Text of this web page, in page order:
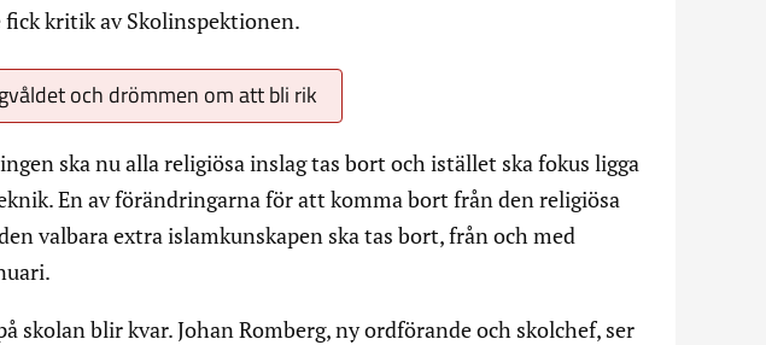
kritik av Skolinspektionen.
och drömmen om att bli rik
ska nu alla religiösa inslag tas bort och istället ska fokus ligga
En av förändringarna för att komma bort från den religiösa
valbara extra islamkunskapen ska tas bort, från och med
skolan blir kvar. Johan Romberg, ny ordförande och skolchef, ser